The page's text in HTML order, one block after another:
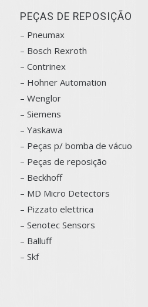
PEÇAS DE REPOSIÇÃO
– Pneumax
– Bosch Rexroth
– Contrinex
– Hohner Automation
– Wenglor
– Siemens
– Yaskawa
– Peças p/ bomba de vácuo
– Peças de reposição
– Beckhoff
– MD Micro Detectors
– Pizzato elettrica
– Senotec Sensors
– Balluff
– Skf